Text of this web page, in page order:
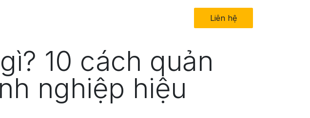
Liên hệ​
10 cách quản
nghiệp hiệu